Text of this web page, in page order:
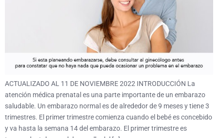
ACTUALIZADO AL 11 DE NOVIEMBRE 2022 INTRODUCCIÓN La
atención médica prenatal es una parte importante de un embarazo
saludable. Un embarazo normal es de alrededor de 9 meses y tiene 3
trimestres. El primer trimestre comienza cuando el bebé es concebido
y va hasta la semana 14 del embarazo. El primer trimestre es